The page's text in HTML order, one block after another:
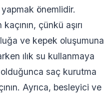
önemlidir.
kaçının, çünkü aşırı
ve kepek oluşumuna
ılık su kullanmaya
saç kurutma
Ayrıca, besleyici ve